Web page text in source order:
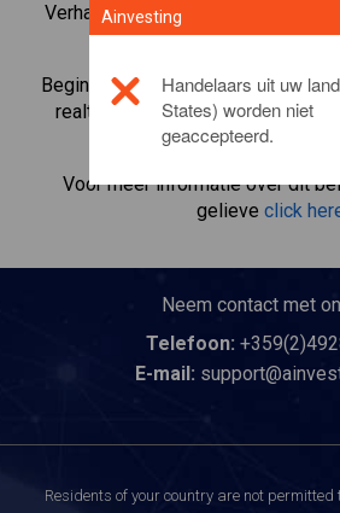
Verhandel meer dan 1000
het CFD-handelsplatform
Begin met het handelen in CFD's in
realtime koersen en ontvang
aandeel zelf bezit.
Voor meer informatie over dit
gelieve click
Neem contact met
Telefoon:
E-mail:
Residents of your country are not
Ainvesting
Handelaars uit uw
States) worden niet
geaccepteerd.